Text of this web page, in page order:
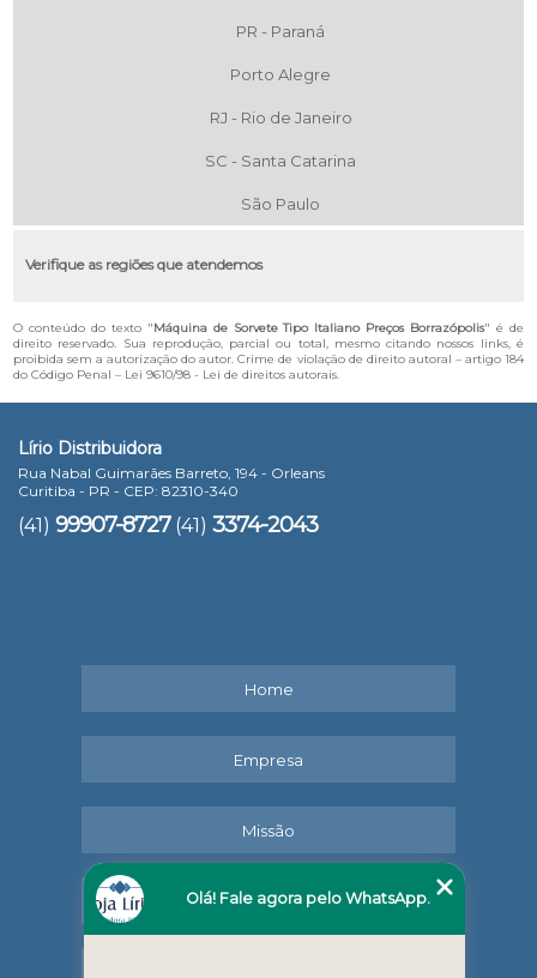
PR - Paraná
Porto Alegre
RJ - Rio de Janeiro
SC - Santa Catarina
São Paulo
Verifique as regiões que atendemos
O conteúdo do texto "Máquina de Sorvete Tipo Italiano Preços Borrazópolis" é de
direito reservado. Sua reprodução, parcial ou total, mesmo citando nossos links, é
proibida sem a autorização do autor. Crime de violação de direito autoral – artigo 184
do Código Penal – Lei 9610/98 - Lei de direitos autorais.
Lírio Distribuidora
Rua Nabal Guimarães Barreto, 194 - Orleans
Curitiba - PR - CEP: 82310-340
(41) 99907-8727 (41) 3374-2043
Home
Empresa
Missão
Serviços
Olá! Fale agora pelo WhatsApp.